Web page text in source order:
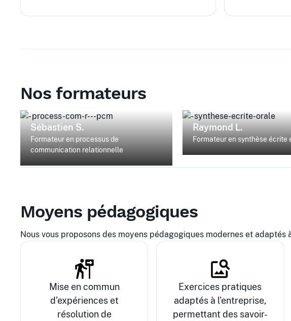
Nos formateurs
Sébastien S.
Formateur en processus de
communication relationnelle
Raymond L.
Formateur en synthèse écrite
Moyens pédagogiques
Nous vous proposons des moyens pédagogiques modernes et adaptés
Mise en commun
d’expériences et
résolution de
Exercices pratiques
adaptés à l'entreprise,
permettant des savoir-